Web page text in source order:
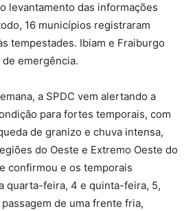
levantamento das informações
16 municípios registraram
tempestades. Ibiam e Fraiburgo
emergência.
a SPDC vem alertando a
para fortes temporais, com
de granizo e chuva intensa,
do Oeste e Extremo Oeste do
confirmou e os temporais
quarta-feira, 4 e quinta-feira, 5,
de uma frente fria,